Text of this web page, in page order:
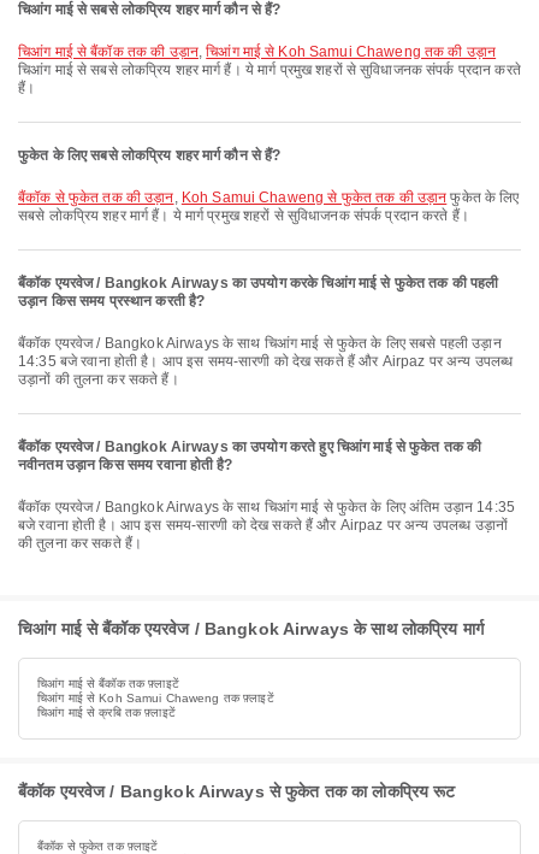
चिआंग माई से सबसे लोकप्रिय शहर मार्ग कौन से हैं?
चिआंग माई से बैंकॉक तक की उड़ान,चिआंग माई से Koh Samui Chaweng तक की उड़ान
चिआंग माई से सबसे लोकप्रिय शहर मार्ग हैं। ये मार्ग प्रमुख शहरों से सुविधाजनक संपर्क प्रदान करते
हैं।
फुकेत के लिए सबसे लोकप्रिय शहर मार्ग कौन से हैं?
बैंकॉक से फुकेत तक की उड़ान, Koh Samui Chaweng से फुकेत तक की उड़ान फुकेत के लिए
सबसे लोकप्रिय शहर मार्ग हैं। ये मार्ग प्रमुख शहरों से सुविधाजनक संपर्क प्रदान करते हैं।
बैंकॉक एयरवेज / Bangkok Airways का उपयोग करके चिआंग माई से फुकेत तक की पहली
उड़ान किस समय प्रस्थान करती है?
बैंकॉक एयरवेज / Bangkok Airways के साथ चिआंग माई से फुकेत के लिए सबसे पहली उड़ान
14:35 बजे रवाना होती है। आप इस समय-सारणी को देख सकते हैं और Airpaz पर अन्य उपलब्ध
उड़ानों की तुलना कर सकते हैं।
बैंकॉक एयरवेज / Bangkok Airways का उपयोग करते हुए चिआंग माई से फुकेत तक की
नवीनतम उड़ान किस समय रवाना होती है?
बैंकॉक एयरवेज / Bangkok Airways के साथ चिआंग माई से फुकेत के लिए अंतिम उड़ान 14:35
बजे रवाना होती है। आप इस समय-सारणी को देख सकते हैं और Airpaz पर अन्य उपलब्ध उड़ानों
की तुलना कर सकते हैं।
चिआंग माई से बैंकॉक एयरवेज / Bangkok Airways के साथ लोकप्रिय मार्ग
चिआंग माई से बैंकॉक तक फ़्लाइटें
चिआंग माई से Koh Samui Chaweng तक फ़्लाइटें
चिआंग माई से क्रबि तक फ़्लाइटें
बैंकॉक एयरवेज / Bangkok Airways से फुकेत तक का लोकप्रिय रूट
बैंकॉक से फुकेत तक फ़्लाइटें